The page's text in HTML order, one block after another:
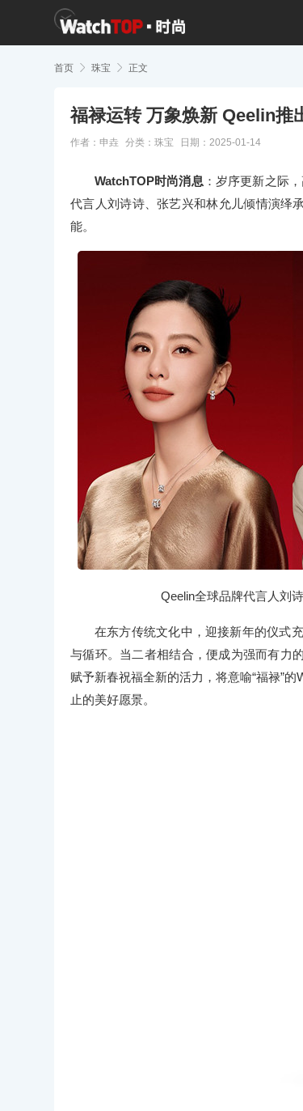
首页  珠宝  正文
福禄运转 万象焕新 Qeelin
作者：申垚 分类： 珠宝 日期：2025-01-14
WatchTOP时尚消息 ：岁序更新之际
代言人刘诗诗、张艺兴和林允儿倾情演绎
能。
Qeelin全球品牌代言人刘
在东方传统文化中，迎接新年的仪式
与循环。当二者相结合，便成为强而有力
赋予新春祝福全新的活力，将意喻“福禄”
止的美好愿景。